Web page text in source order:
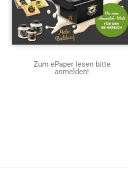
Zum ePaper lesen bitte
anmelden!